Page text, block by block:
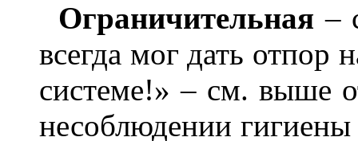
Ограничительная –
всегда мог дать отпор
системе!» – см. выше
несоблюдении